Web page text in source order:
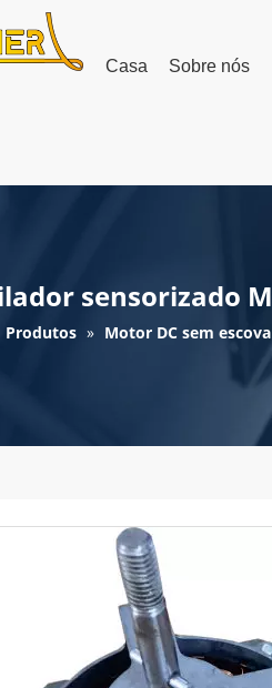
Casa Sobre nós
sensorizado
Produtos » Motor DC sem escova